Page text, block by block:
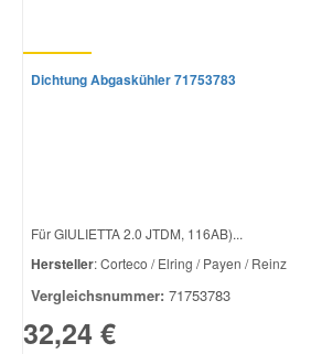
Dichtung Abgaskühler 71753783
Für GIULIETTA 2.0 JTDM, 116AB)...
Hersteller: Corteco / Elring / Payen / Reinz
Vergleichsnummer: 71753783
32,24 €